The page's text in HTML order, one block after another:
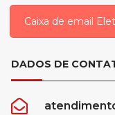
Caixa de email
DADOS DE